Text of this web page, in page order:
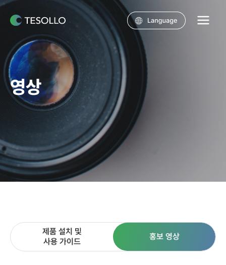
콘텐츠로
건너뛰기
영상
제품 설치 및
사용 가이드
홍보 영상